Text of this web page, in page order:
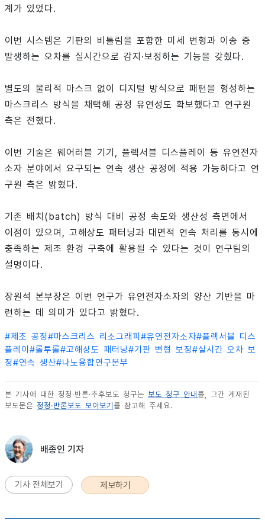
계가 있었다.
이번 시스템은 기판의 비틀림을 포함한 미세 변형과 이송 중
발생하는 오차를 실시간으로 감지·보정하는 기능을 갖췄다.
별도의 물리적 마스크 없이 디지털 방식으로 패턴을 형성하는
마스크리스 방식을 채택해 공정 유연성도 확보했다고 연구원
측은 전했다.
이번 기술은 웨어러블 기기, 플렉서블 디스플레이 등 유연전자
소자 분야에서 요구되는 연속 생산 공정에 적용 가능하다고 연
구원 측은 밝혔다.
기존 배치(batch) 방식 대비 공정 속도와 생산성 측면에서
이점이 있으며, 고해상도 패터닝과 대면적 연속 처리를 동시에
충족하는 제조 환경 구축에 활용될 수 있다는 것이 연구팀의
설명이다.
장원석 본부장은 이번 연구가 유연전자소자의 양산 기반을 마
련하는 데 의미가 있다고 밝혔다.
#제조 공정#마스크리스 리소그래피 #유연전자소자#플렉서블 디스
플레이 #롤투롤#고해상도 패터닝#기판 변형 보정#실시간 오차 보
정#연속 생산#나노융합연구본부
본 기사에 대한 정정·반론·추후보도 청구는 보도 청구 안내 를, 그간 게재된
보도문은 정정·반론보도 모아보기 를 참고해 주세요.
배종인 기자
기사 전체보기 제보하기